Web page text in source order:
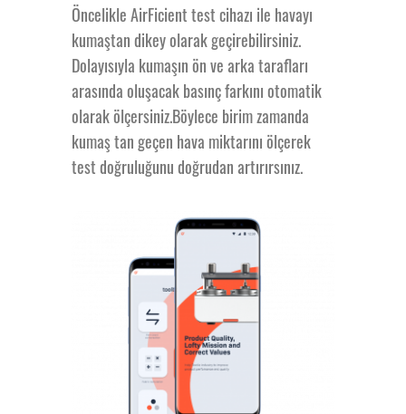
Kumaş Hava
Geçirgenlik
Test Cihazı
Fiyat ve
Garanti
Öncelikle AirFicient test cihazı ile havayı
kumaştan dikey olarak geçirebilirsiniz.
Dolayısıyla kumaşın ön ve arka tarafları
arasında oluşacak basınç farkını otomatik
olarak ölçersiniz.Böylece birim zamanda
kumaş tan geçen hava miktarını ölçerek
test doğruluğunu doğrudan artırırsınız.